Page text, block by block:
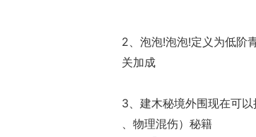
2、泡泡!泡泡!定义为低阶
关加成
3、建木秘境外围现在可
、物理混伤）秘籍
美